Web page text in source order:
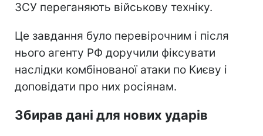
ЗСУ переганяють військову техніку.
Це завдання було перевірочним і після
нього агенту РФ доручили фіксувати
наслідки комбінованої атаки по Києву і
доповідати про них росіянам.
Збирав дані для нових ударів